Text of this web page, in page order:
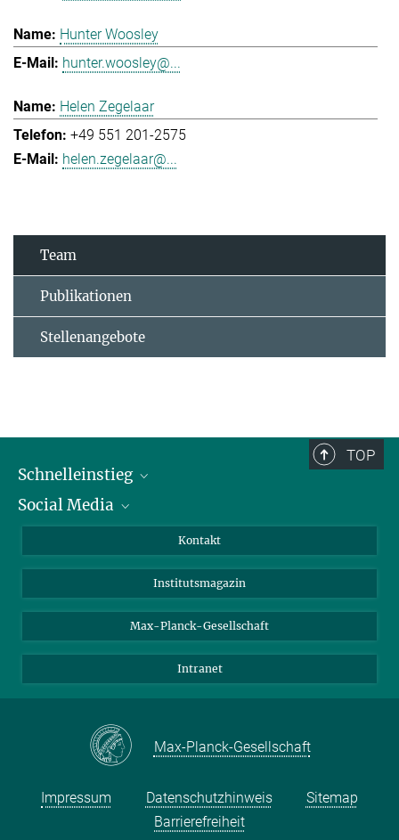
Hunter Woosley
hunter.woosley@...
Helen Zegelaar
+49 551 201-2575
helen.zegelaar@...
Team
Publikationen
Stellenangebote
TOP
Schnelleinstieg
Alumni
Fördernde
Schulen
Studierende
Social Media
Bluesky
Facebook
YouTube
Kontakt
Institutsmagazin
Max-Planck-Gesellschaft
Intranet
Max-Planck-Gesellschaft
Impressum Datenschutzhinweis
Sitemap
Barrierefreiheit